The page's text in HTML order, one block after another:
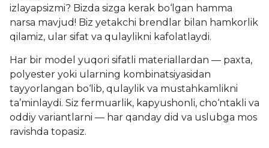
izlayapsizmi? Bizda sizga kerak bo‘lgan hamma
narsa mavjud! Biz yetakchi brendlar bilan hamkorlik
qilamiz, ular sifat va qulaylikni kafolatlaydi.
Har bir model yuqori sifatli materiallardan — paxta,
polyester yoki ularning kombinatsiyasidan
tayyorlangan bo‘lib, qulaylik va mustahkamlikni
ta’minlaydi. Siz fermuarlik, kapyushonli, cho‘ntakli va
oddiy variantlarni — har qanday did va uslubga mos
ravishda topasiz.